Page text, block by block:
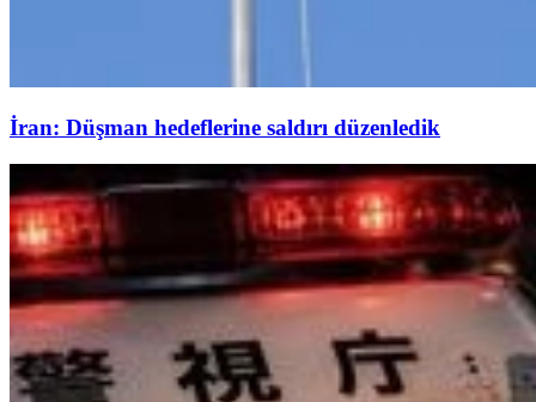
İran: Düşman hedeflerine saldırı düzenledik